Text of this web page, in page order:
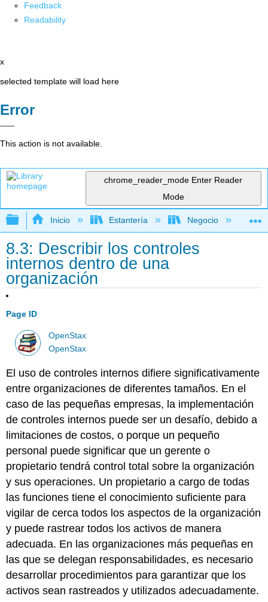
Feedback
Readability
x
selected template will load here
Error
This action is not available.
chrome_reader_mode Enter Reader
Mode
Expandir/contraer jerarquía global
Inicio Estantería Negocio
8.3: Describir los controles
internos dentro de una
organización
Page ID
OpenStax
OpenStax
El uso de controles internos difiere significativamente
entre organizaciones de diferentes tamaños. En el
caso de las pequeñas empresas, la implementación
de controles internos puede ser un desafío, debido a
limitaciones de costos, o porque un pequeño
personal puede significar que un gerente o
propietario tendrá control total sobre la organización
y sus operaciones. Un propietario a cargo de todas
las funciones tiene el conocimiento suficiente para
vigilar de cerca todos los aspectos de la organización
y puede rastrear todos los activos de manera
adecuada. En las organizaciones más pequeñas en
las que se delegan responsabilidades, es necesario
desarrollar procedimientos para garantizar que los
activos sean rastreados y utilizados adecuadamente.